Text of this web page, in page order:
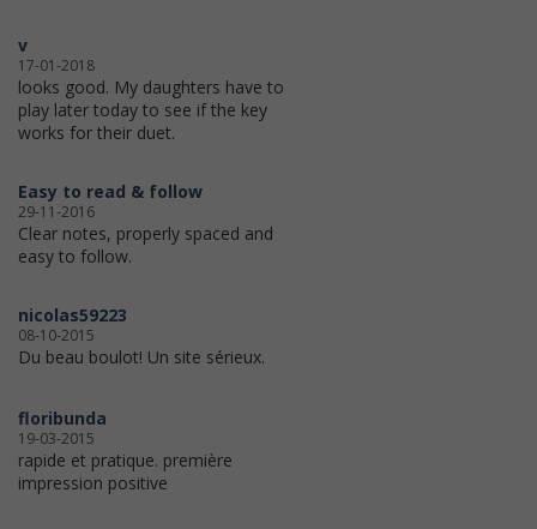
v
17-01-2018
looks good. My daughters have to
play later today to see if the key
works for their duet.
Easy to read & follow
29-11-2016
Clear notes, properly spaced and
easy to follow.
nicolas59223
08-10-2015
Du beau boulot! Un site sérieux.
floribunda
19-03-2015
rapide et pratique. première
impression positive